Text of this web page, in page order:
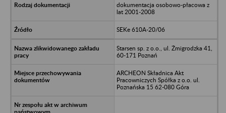
dokumentacja osobowo-płacowa z
lat 2001-2008
SEKe 610A-20/06
Starsen sp. z o.o., ul. Żmigrodzka 41,
60-171 Poznań
ARCHEON Składnica Akt
Pracowniczych Spółka z o.o. ul.
Poznańska 15 62-080 Góra